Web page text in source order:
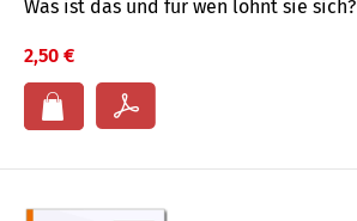
Was ist das und für wen lohnt sie sich?
2,50 €